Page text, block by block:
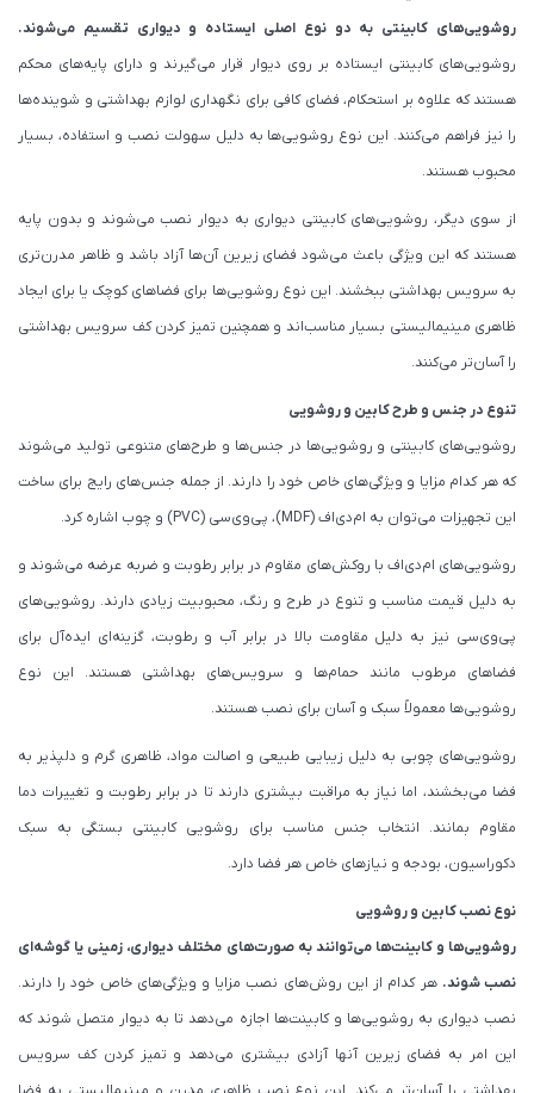
روشویی‌های کابینتی به دو نوع اصلی ایستاده و دیواری تقسیم می‌شوند.
روشویی‌های کابینتی ایستاده بر روی دیوار قرار می‌گیرند و دارای پایه‌های محکم
هستند که علاوه بر استحکام، فضای کافی برای نگهداری لوازم بهداشتی و شوینده‌ها
را نیز فراهم می‌کنند. این نوع روشویی‌ها به دلیل سهولت نصب و استفاده، بسیار
محبوب هستند.
از سوی دیگر، روشویی‌های کابینتی دیواری به دیوار نصب می‌شوند و بدون پایه
هستند که این ویژگی باعث می‌شود فضای زیرین آن‌ها آزاد باشد و ظاهر مدرن‌تری
به سرویس بهداشتی ببخشند. این نوع روشویی‌ها برای فضاهای کوچک یا برای ایجاد
ظاهری مینیمالیستی بسیار مناسب‌اند و همچنین تمیز کردن کف سرویس بهداشتی
را آسان‌تر می‌کنند.
تنوع در جنس و طرح کابین و روشویی
روشویی‌های کابینتی و روشویی‌ها در جنس‌ها و طرح‌های متنوعی تولید می‌شوند
که هر کدام مزایا و ویژگی‌های خاص خود را دارند. از جمله جنس‌های رایج برای ساخت
این تجهیزات می‌توان به ام‌دی‌اف (MDF)، پی‌وی‌سی (PVC) و چوب اشاره کرد.
روشویی‌های ام‌دی‌اف با روکش‌های مقاوم در برابر رطوبت و ضربه عرضه می‌شوند و
به دلیل قیمت مناسب و تنوع در طرح و رنگ، محبوبیت زیادی دارند. روشویی‌های
پی‌وی‌سی نیز به دلیل مقاومت بالا در برابر آب و رطوبت، گزینه‌ای ایده‌آل برای
فضاهای مرطوب مانند حمام‌ها و سرویس‌های بهداشتی هستند. این نوع
روشویی‌ها معمولاً سبک و آسان برای نصب هستند.
روشویی‌های چوبی به دلیل زیبایی طبیعی و اصالت مواد، ظاهری گرم و دلپذیر به
فضا می‌بخشند، اما نیاز به مراقبت بیشتری دارند تا در برابر رطوبت و تغییرات دما
مقاوم بمانند. انتخاب جنس مناسب برای روشویی کابینتی بستگی به سبک
دکوراسیون، بودجه و نیازهای خاص هر فضا دارد.
نوع نصب کابین و روشویی
روشویی‌ها و کابینت‌ها می‌توانند به صورت‌های مختلف دیواری، زمینی یا گوشه‌ای
نصب شوند. هر کدام از این روش‌های نصب مزایا و ویژگی‌های خاص خود را دارند.
نصب دیواری به روشویی‌ها و کابینت‌ها اجازه می‌دهد تا به دیوار متصل شوند که
این امر به فضای زیرین آنها آزادی بیشتری می‌دهد و تمیز کردن کف سرویس